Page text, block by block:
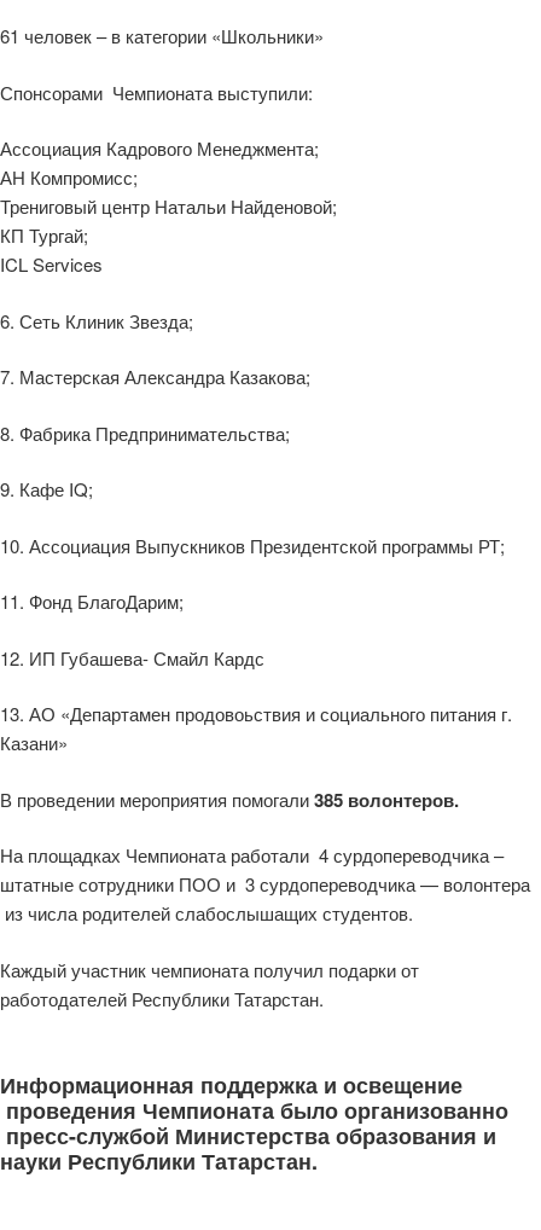
61 человек – в категории «Школьники»
Спонсорами Чемпионата выступили:
Ассоциация Кадрового Менеджмента;
АН Компромисс;
Трениговый центр Натальи Найденовой;
КП Тургай;
ICL Services
6. Сеть Клиник Звезда;
7. Мастерская Александра Казакова;
8. Фабрика Предпринимательства;
9. Кафе IQ;
10. Ассоциация Выпускников Президентской программы РТ;
11. Фонд БлагоДарим;
12. ИП Губашева- Смайл Кардс
13. АО «Департамен продовоьствия и социального питания г.
Казани»
В проведении мероприятия помогали385 волонтеров.
На площадках Чемпионата работали 4 сурдопереводчика –
штатные сотрудники ПОО и 3 сурдопереводчика — волонтера
из числа родителей слабослышащих студентов.
Каждый участник чемпионата получил подарки от
работодателей Республики Татарстан.
Информационная поддержка и освещение
проведения Чемпионата было организованно
пресс-службой Министерства образования и
науки Республики Татарстан.